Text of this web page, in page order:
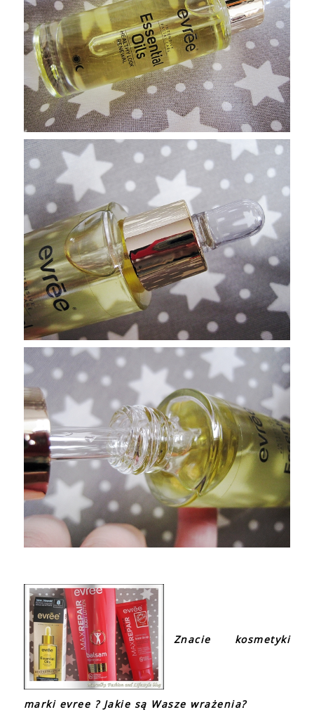
Znacie kosmetyki
marki evree ? Jakie są Wasze wrażenia?